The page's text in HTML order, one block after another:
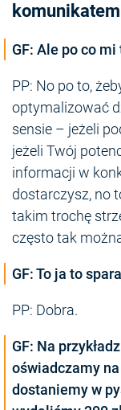
GF: Ale po co mi
PP: No po to,
optymalizować
sensie – jeżeli
jeżeli Twój
informacji w
dostarczysz, no
takim trochę
często tak
GF: To ja to
PP: Dobra.
GF: Na
oświadczamy
dostaniemy w